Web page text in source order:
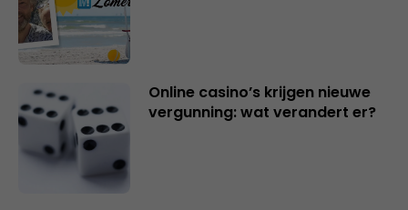
Online casino’s krijgen nieuwe
vergunning: wat verandert er?